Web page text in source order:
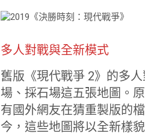
多人對戰與全新模式
舊版《現代戰爭 2》的多
場、採石場這五張地圖。
有國外網友在猜重製版的
今，這些地圖將以全新樣